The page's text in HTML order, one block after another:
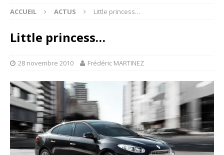
ACCUEIL ACTUS Little princess…
Little princess…
28 novembre 2010 Frédéric MARTINEZ